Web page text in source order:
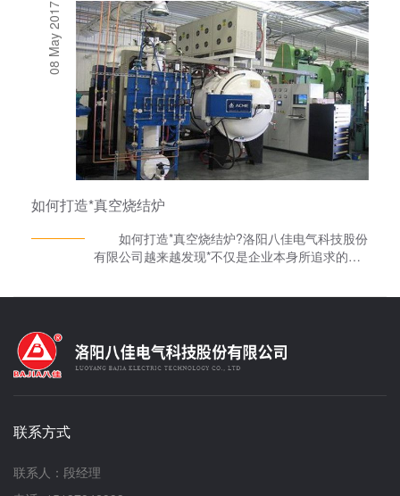
构建两大维度展开论述，旨在为操作人员提供系统
化的实践指南。一、气相沉积炉核心操作技法1.
设备安装与初始调试设备安装需满足高洁净度真空
作业标准：安装环境空气洁净度应达到ISO 7级以
上，相对湿度控制在45%-65%区间，通风系统需
确保每小时换气次数不低于15次。安装过程中需
着重核查：真空法兰连接处采用铜垫密封，扭矩值
需按设备手册精确至±5%；传感器线缆布线应避免
与高温区域接触，预留20%伸缩余量；废气排放系
统需设置双级过滤装置，初效过滤器捕集粒径
≥99.97%；2. 运行前系统性检查每日操作前执行
220V/380V电源相位差≤3°，绝缘电阻≥2MΩ；功
能测试：模拟运行真空泵，确认抽速从大气压至
检测操作区域，0.5μm颗粒浓度≤3500个/m³；3.
±2℃以内，基片台温度均匀性≤1%；气体流量控
制：质量流量控制器精度需达±1%FS，反应气体
≤0.1nm/cycle；残余气体分析仪（RGA）扫描质
08 May 2017
如何打造*真空烧结炉
如何打造*真空烧结炉?洛阳八佳电气科技股份
有限公司越来越发现*不仅是企业本身所追求的一
够红一时，但是在火一阵子之后，企业就会像建在
沙滩上的楼房那样弱不禁风甚至是不攻自垮。
制订了一项由里到外的、系统的创*战略，从许多
联系方式
联系人：段经理